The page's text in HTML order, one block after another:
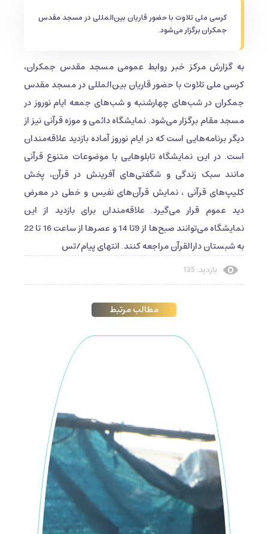
کرسی ملی تلاوت با حضور قاریان بین‌المللی در مسجد مقدس
جمکران برگزار می‌شود.
به گزارش مرکز خبر روابط عمومی مسجد مقدس جمکران،
کرسی ملی تلاوت با حضور قاریان بین‌المللی در مسجد مقدس
جمکران در شب‌های چهارشنبه و شب‌های جمعه ایام نوروز در
مسجد مقام برگزار می‌شود. نمایشگاه دائمی و موزه قرآنی نیز از
دیگر برنامه‌هایی است که در ایام نوروز آماده بازدید علاقه‌مندان
است. در این نمایشگاه تابلوهایی با موضوعات متنوع قرآنی
مانند سبک زندگی و شگفتی‌های آفرینش در قرآن، پخش
کلیپ‌های قرآنی ، نمایش قرآن‌های نفیس و خطی در معرض
دید عموم قرار می‌گیرد. علاقه‌مندان برای بازدید از این
نمایشگاه می‌توانند صبح‌ها از 9تا 14 و عصرها از ساعت 16 تا 22
به شبستان دارالقرآن مراجعه کنند. انتهای پیام/تس
بازدید: 135
مطالب مرتبط